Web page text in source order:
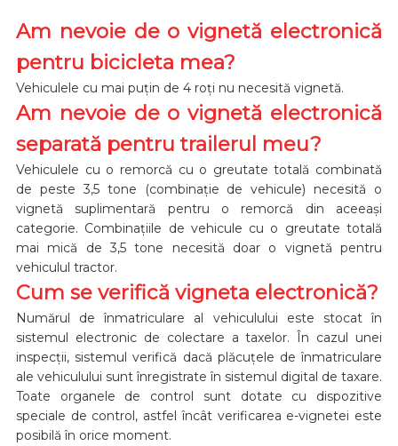
Am nevoie de o vignetă electronică
pentru bicicleta mea?
Vehiculele cu mai puțin de 4 roți nu necesită vignetă.
Am nevoie de o vignetă electronică
separată pentru trailerul meu?
Vehiculele cu o remorcă cu o greutate totală combinată
de peste 3,5 tone (combinație de vehicule) necesită o
vignetă suplimentară pentru o remorcă din aceeași
categorie. Combinațiile de vehicule cu o greutate totală
mai mică de 3,5 tone necesită doar o vignetă pentru
vehiculul tractor.
Cum se verifică vigneta electronică?
Numărul de înmatriculare al vehiculului este stocat în
sistemul electronic de colectare a taxelor. În cazul unei
inspecții, sistemul verifică dacă plăcuțele de înmatriculare
ale vehiculului sunt înregistrate în sistemul digital de taxare.
Toate organele de control sunt dotate cu dispozitive
speciale de control, astfel încât verificarea e-vignetei este
posibilă în orice moment.